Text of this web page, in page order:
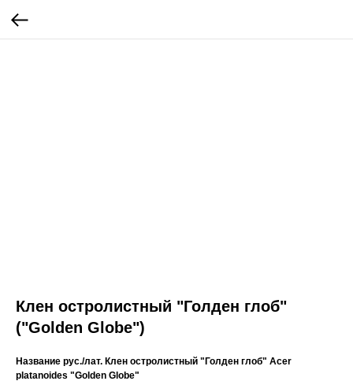
Клен остролистный "Голден глоб"
("Golden Globe")
Название рус./лат. Клен остролистный "Голден глоб" Acer
platanoides "Golden Globe"